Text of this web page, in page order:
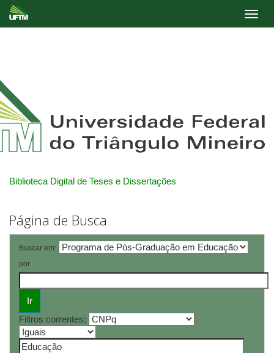
Biblioteca Digital de Teses e Dissertações
Página de Busca
Buscar em:
por
Filtros correntes: